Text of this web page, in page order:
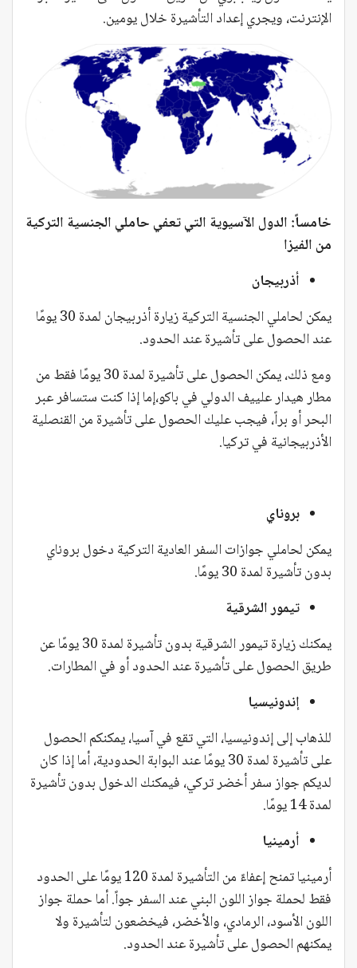
الإنترنت، ويجري إعداد التأشيرة خلال يومين.
خامساً: الدول الآسيوية التي تعفي حاملي الجنسية التركية
من الفيزا
أذربيجان
يمكن لحاملي الجنسية التركية زيارة أذربيجان لمدة 30 يومًا
عند الحصول على تأشيرة عند الحدود.
ومع ذلك، يمكن الحصول على تأشيرة لمدة 30 يومًا فقط من
مطار هيدار علييف الدولي في باكو،إما إذا كنت ستسافر عبر
البحر أو براً، فيجب عليك الحصول على تأشيرة من القنصلية
الأذربيجانية في تركيا.
بروناي
يمكن لحاملي جوازات السفر العادية التركية دخول بروناي
بدون تأشيرة لمدة 30 يومًا.
تيمور الشرقية
يمكنك زيارة تيمور الشرقية بدون تأشيرة لمدة 30 يومًا عن
طريق الحصول على تأشيرة عند الحدود أو في المطارات.
إندونيسيا
للذهاب إلى إندونيسيا، التي تقع في آسيا، يمكنكم الحصول
على تأشيرة لمدة 30 يومًا عند البوابة الحدودية، أما إذا كان
لديكم جواز سفر أخضر تركي، فيمكنك الدخول بدون تأشيرة
لمدة 14 يومًا.
أرمينيا
أرمينيا تمنح إعفاءً من التأشيرة لمدة 120 يومًا على الحدود
فقط لحملة جواز اللون البني عند السفر جواً. أما حملة جواز
اللون الأسود، الرمادي، والأخضر، فيخضعون لتأشيرة ولا
يمكنهم الحصول على تأشيرة عند الحدود.